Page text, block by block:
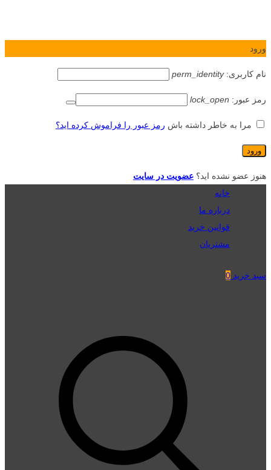
ورود
نام کاربری:perm_identity
رمز عبور: lock_open
مرا به خاطر داشته باش رمز عبور را فراموش کرده اید؟
هنوز عضو نشده اید؟ عضویت در سایت
خانه
درباره ما
قوانین خرید
مشتریان
سبد خرید 0